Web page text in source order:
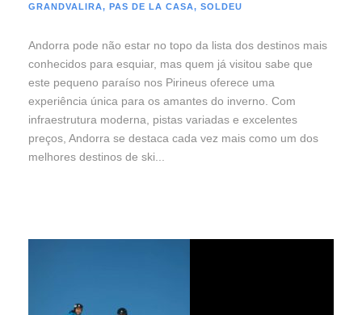
GRANDVALIRA, PAS DE LA CASA, SOLDEU
Andorra pode não estar no topo da lista dos destinos mais
conhecidos para esquiar, mas quem já visitou sabe que
este pequeno paraíso nos Pirineus oferece uma
experiência única para os amantes do inverno. Com
infraestrutura moderna, pistas variadas e excelentes
preços, Andorra se destaca cada vez mais como um dos
melhores destinos de ski...